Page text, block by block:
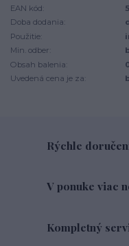
EAN kód:
Doba dodania:
Použitie:
Min. odber:
Obsah balenia:
Uvedená cena je za:
Rýchle
V ponuke viac
Kompletný